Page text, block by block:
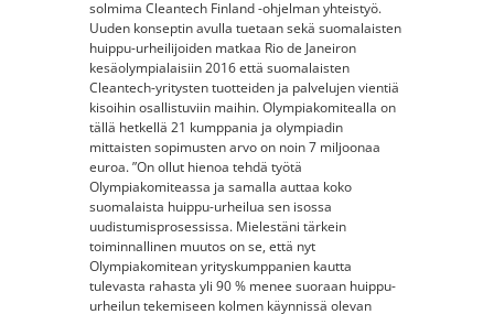
solmima Cleantech Finland -ohjelman yhteistyö.
Uuden konseptin avulla tuetaan sekä suomalaisten
huippu-urheilijoiden matkaa Rio de Janeiron
kesäolympialaisiin 2016 että suomalaisten
Cleantech-yritysten tuotteiden ja palvelujen vientiä
kisoihin osallistuviin maihin. Olympiakomitealla on
tällä hetkellä 21 kumppania ja olympiadin
mittaisten sopimusten arvo on noin 7 miljoonaa
euroa. ”On ollut hienoa tehdä työtä
Olympiakomiteassa ja samalla auttaa koko
suomalaista huippu-urheilua sen isossa
uudistumisprosessissa. Mielestäni tärkein
toiminnallinen muutos on se, että nyt
Olympiakomitean yrityskumppanien kautta
tulevasta rahasta yli 90 % menee suoraan huippu-
urheilun tekemiseen kolmen käynnissä olevan